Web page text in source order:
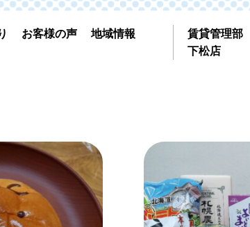
お客様の声
地域情報
賃貸管理部
下松店